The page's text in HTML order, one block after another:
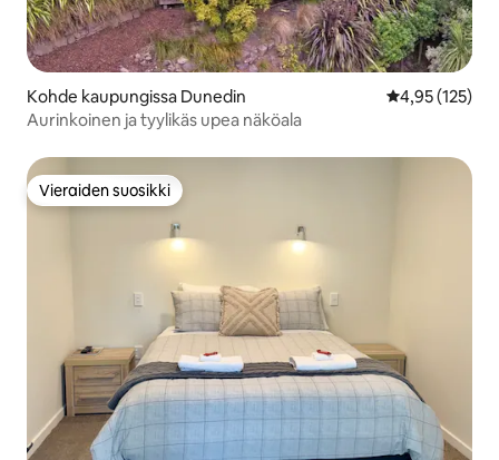
Kohde kaupungissa Dunedin
4,95 (125)
Aurinkoinen ja tyylikäs upea näköala
Vieraiden suosikki
Vieraiden suosikki